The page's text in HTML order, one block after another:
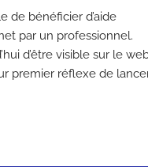
de bénéficier d’aide
par un professionnel.
d’être visible sur le
premier réflexe de